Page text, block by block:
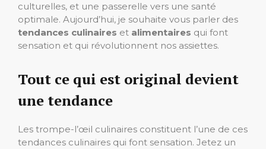
culturelles, et une passerelle vers une santé
optimale. Aujourd’hui, je souhaite vous parler des
tendances culinaires et alimentaires qui font
sensation et qui révolutionnent nos assiettes.
Tout ce qui est original devient
une tendance
Les trompe-l’œil culinaires constituent l’une de ces
tendances culinaires qui font sensation. Jetez un